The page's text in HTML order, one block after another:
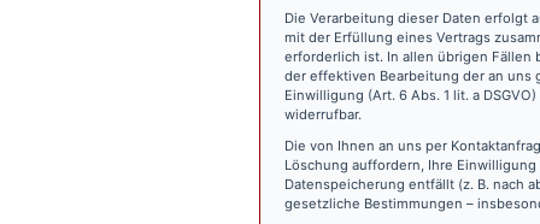
Die Verarbeitung dieser Daten erfolgt
mit der Erfüllung eines Vertrags
erforderlich ist. In allen übrigen Fällen
der effektiven Bearbeitung der an uns
Einwilligung (Art. 6 Abs. 1 lit. a
widerrufbar.
Die von Ihnen an uns per
Löschung auffordern, Ihre
Datenspeicherung entfällt (z. B. nach
gesetzliche Bestimmungen –